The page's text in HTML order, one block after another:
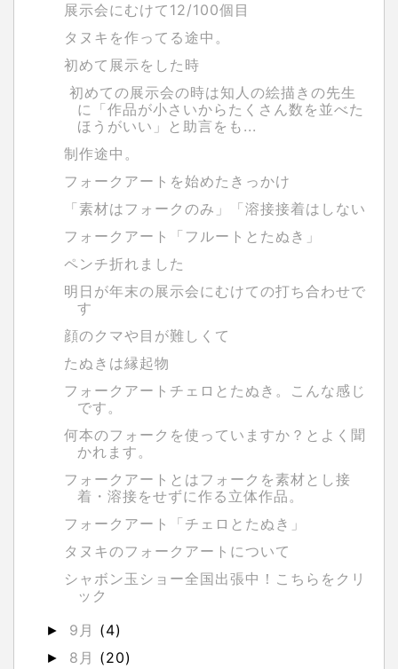
展示会にむけて12/100個目
タヌキを作ってる途中。
初めて展示をした時
初めての展示会の時は知人の絵描きの先生
に「作品が小さいからたくさん数を並べた
ほうがいい」と助言をも...
制作途中。
フォークアートを始めたきっかけ
「素材はフォークのみ」「溶接接着はしない
フォークアート「フルートとたぬき」
ペンチ折れました
明日が年末の展示会にむけての打ち合わせで
す
顔のクマや目が難しくて
たぬきは縁起物
フォークアートチェロとたぬき。こんな感じ
です。
何本のフォークを使っていますか？とよく聞
かれます。
フォークアートとはフォークを素材とし接
着・溶接をせずに作る立体作品。
フォークアート「チェロとたぬき」
タヌキのフォークアートについて
シャボン玉ショー全国出張中！こちらをクリ
ック
► 9月 (4)
► 8月 (20)